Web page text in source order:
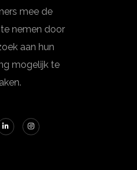
mee de
nemen door
aan hun
mogelijk te